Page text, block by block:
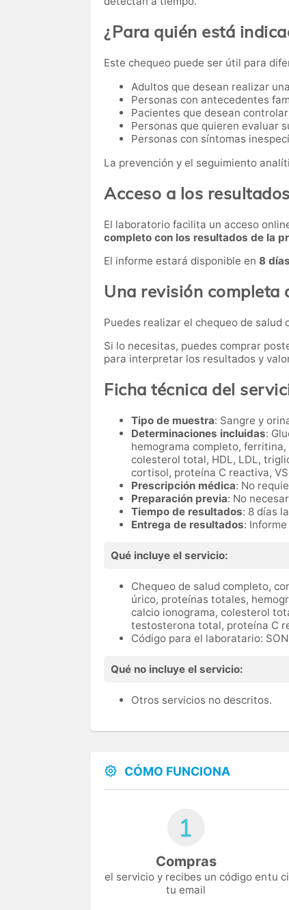
¿Para quién está
Este chequeo puede ser útil para
Adultos que desean realizar
Personas con antecedentes
Pacientes que desean
Personas que quieren evaluar
Personas con síntomas
La prevención y el seguimiento
Acceso a los resultados
El laboratorio facilita un acceso
completo con los resultados de la
El informe estará disponible en 8
Una revisión completa
Puedes realizar el chequeo de salud
Si lo necesitas, puedes comprar
para interpretar los resultados y
Ficha técnica del
Tipo de muestra: Sangre y
Determinaciones incluidas:
hemograma completo,
colesterol total, HDL, LDL,
cortisol, proteína C reactiva,
Prescripción médica: No
Preparación previa: No
Tiempo de resultados: 8 días
Entrega de resultados:
Qué incluye el servicio:
Chequeo de salud completo,
úrico, proteínas totales,
calcio ionograma, colesterol
testosterona total, proteína C
Código para el laboratario:
Qué no incluye el servicio:
Otros servicios no descritos.
CÓMO FUNCIONA
Compras
el servicio y recibes un código en
tu email
tu